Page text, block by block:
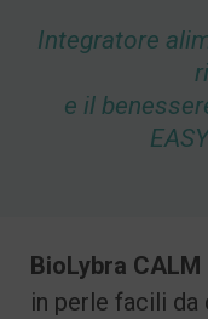
Integratore
e il
BioLybra CALM
in perle facili da